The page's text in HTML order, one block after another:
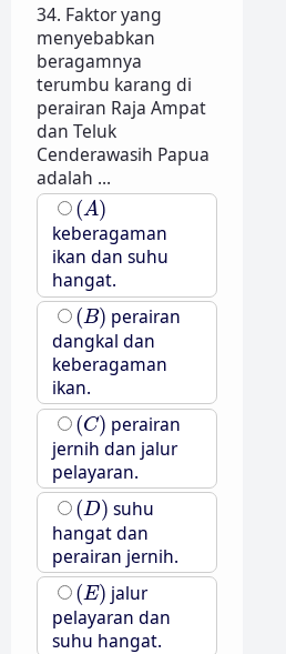
34. Faktor yang
menyebabkan
beragamnya
terumbu karang di
perairan Raja Ampat
dan Teluk
Cenderawasih Papua
adalah ...
(A)
(A)
keberagaman
ikan dan suhu
hangat.
(B)
(B) perairan
dangkal dan
keberagaman
ikan.
(C)
(C) perairan
jernih dan jalur
pelayaran.
(D)
(D) suhu
hangat dan
perairan jernih.
(E)
(E) jalur
pelayaran dan
suhu hangat.